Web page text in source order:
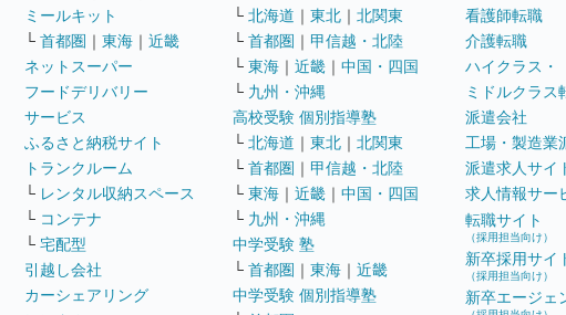
ミールキット
└ 首都圏 ｜ 東海 ｜ 近畿
ネットスーパー
フードデリバリー
サービス
ふるさと納税サイト
トランクルーム
└ レンタル収納スペース
└ コンテナ
└ 宅配型
引越し会社
カーシェアリング
└ 北海道 ｜ 東北 ｜ 北関東
└ 首都圏 ｜ 甲信越・北陸
└ 東海 ｜ 近畿 ｜ 中国・四国
└ 九州・沖縄
高校受験 個別指導塾
└ 北海道 ｜ 東北 ｜ 北関東
└ 首都圏 ｜ 甲信越・北陸
└ 東海 ｜ 近畿 ｜ 中国・四国
└ 九州・沖縄
中学受験 塾
└ 首都圏 ｜ 東海 ｜ 近畿
中学受験 個別指導塾
看護師転職
介護転職
ハイクラス・
ミドルクラス
派遣会社
工場・製造業
派遣求人サイ
求人情報サー
転職サイト
（採用担当向け）
新卒採用サイ
（採用担当向け）
新卒エージェ